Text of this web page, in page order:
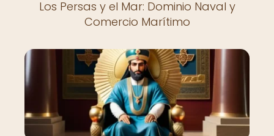
Los Persas y el Mar: Dominio Naval y
Comercio Marítimo